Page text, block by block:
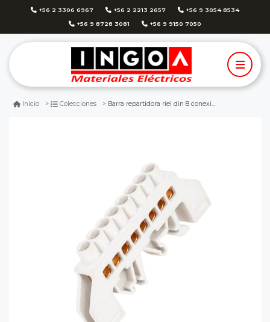
+56 2 3306 6967 +56 2 2213 2657 +56 9 3054 8534
+56 9 8728 3081 +56 9 9150 7050
Inicio Colecciones Barra repartidora riel din 8 conexiones aislada blanco